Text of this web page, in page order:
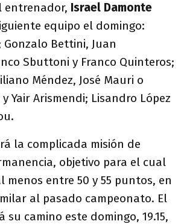
entrenador, Israel Damonte
equipo el domingo:
Gonzalo Bettini, Juan
Sbuttoni y Franco Quinteros;
Méndez, José Mauri o
Yair Arismendi; Lisandro López
la complicada misión de
objetivo para el cual
menos entre 50 y 55 puntos, en
al pasado campeonato. El
su camino este domingo, 19.15,